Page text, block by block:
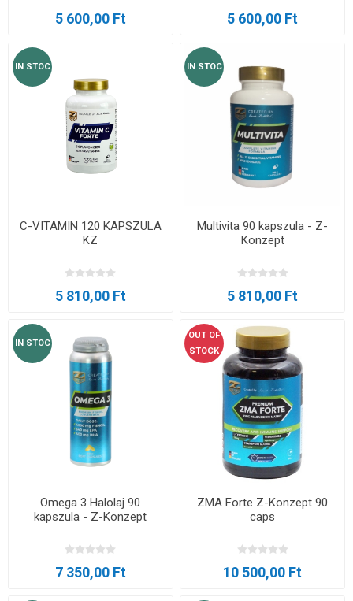
5 600,00 Ft 5 600,00 Ft
IN STOC
C-VITAMIN 120 KAPSZULA
KZ
5 810,00 Ft
IN STOC
Multivita 90 kapszula - Z-
Konzept
5 810,00 Ft
IN STOC
Omega 3 Halolaj 90
kapszula - Z-Konzept
7 350,00 Ft
OUT OF
STOCK
ZMA Forte Z-Konzept 90
caps
10 500,00 Ft